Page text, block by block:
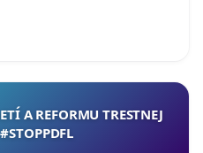
A REFORMU TRESTNEJ